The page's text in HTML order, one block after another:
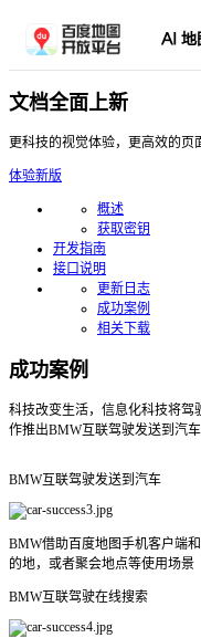
AI 地
文档全面上新
更科技的视觉体验，更高效的页
体验新版
概述
获取密钥
开发指南
接口说明
更新日志
成功案例
相关下载
成功案例
科技改变生活，信息化科技将驾
作推出BMW互联驾驶发送到汽
BMW互联驾驶发送到汽车
BMW借助百度地图手机客户端
的地，或者聚会地点等使用场景
BMW互联驾驶在线搜索